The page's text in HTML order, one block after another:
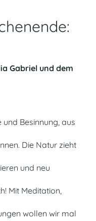
Gabriel und dem
und Besinnung, aus
Die Natur zieht
und neu
Mit Meditation,
wollen wir mal